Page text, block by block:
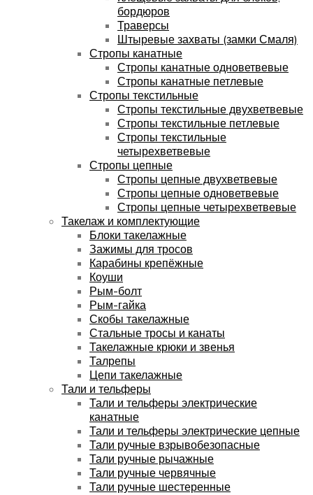
бордюров
Траверсы
Штыревые захваты (замки Смаля)
Стропы канатные
Стропы канатные одноветвевые
Стропы канатные петлевые
Стропы текстильные
Стропы текстильные двухветвевые
Стропы текстильные петлевые
Стропы текстильные
четырехветвевые
Стропы цепные
Стропы цепные двухветвевые
Стропы цепные одноветвевые
Стропы цепные четырехветвевые
Такелаж и комплектующие
Блоки такелажные
Зажимы для тросов
Карабины крепёжные
Коуши
Рым-болт
Рым-гайка
Скобы такелажные
Стальные тросы и канаты
Такелажные крюки и звенья
Талрепы
Цепи такелажные
Тали и тельферы
Тали и тельферы электрические
канатные
Тали и тельферы электрические цепные
Тали ручные взрывобезопасные
Тали ручные рычажные
Тали ручные червячные
Тали ручные шестеренные